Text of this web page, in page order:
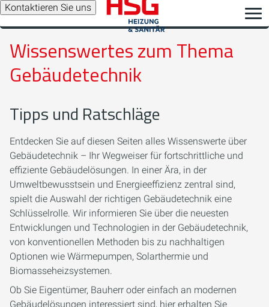
Kontaktieren Sie uns
Wissenswertes zum Thema
Gebäudetechnik
Tipps und Ratschläge
Entdecken Sie auf diesen Seiten alles Wissenswerte über
Gebäudetechnik – Ihr Wegweiser für fortschrittliche und
effiziente Gebäudelösungen. In einer Ära, in der
Umweltbewusstsein und Energieeffizienz zentral sind,
spielt die Auswahl der richtigen Gebäudetechnik eine
Schlüsselrolle. Wir informieren Sie über die neuesten
Entwicklungen und Technologien in der Gebäudetechnik,
von konventionellen Methoden bis zu nachhaltigen
Optionen wie Wärmepumpen, Solarthermie und
Biomasseheizsystemen.
Ob Sie Eigentümer, Bauherr oder einfach an modernen
Gebäudelösungen interessiert sind, hier erhalten Sie